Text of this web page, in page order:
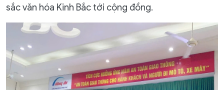
sắc văn hóa Kinh Bắc tới cộng đồng.